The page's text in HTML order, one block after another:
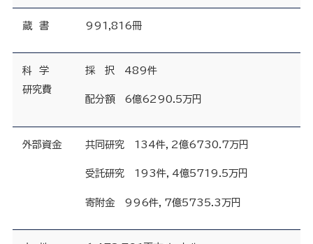
蔵 書 991,816冊
科 学
研究費
採 択 489件
配分額 6億6290.5万円
外部資金 共同研究 134件，2億6730.7万円
受託研究 193件，4億5719.5万円
寄附金 996件，7億5735.3万円